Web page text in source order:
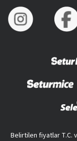
Belirtilen fiyatlar T.C.